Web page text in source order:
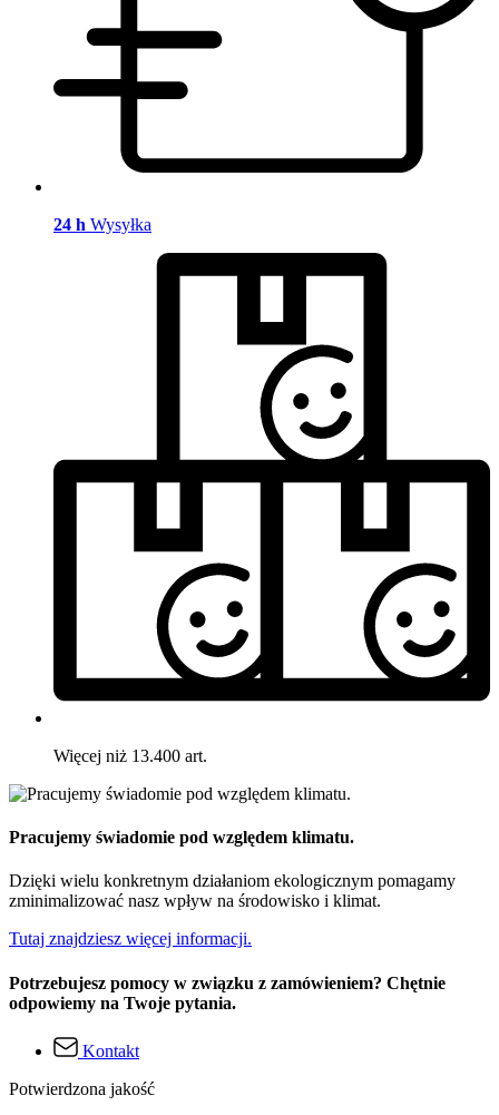
24 h Wysyłka
Więcej niż 13.400 art.
Pracujemy świadomie pod względem klimatu.
Dzięki wielu konkretnym działaniom ekologicznym pomagamy
zminimalizować nasz wpływ na środowisko i klimat.
Tutaj znajdziesz więcej informacji.
Potrzebujesz pomocy w związku z zamówieniem? Chętnie
odpowiemy na Twoje pytania.
Kontakt
Potwierdzona jakość